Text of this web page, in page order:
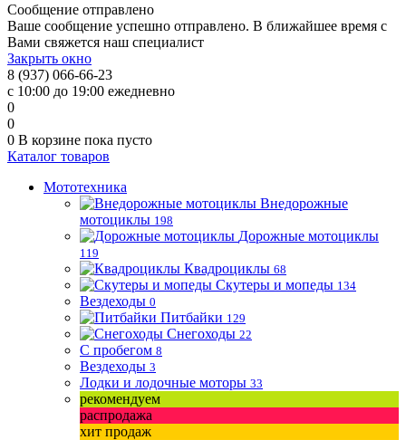
Сообщение отправлено
Ваше сообщение успешно отправлено. В ближайшее время с
Вами свяжется наш специалист
Закрыть окно
8 (937) 066-66-23
с 10:00 до 19:00 ежедневно
0
0
0 В корзине пока пусто
Каталог товаров
Мототехника
Внедорожные
мотоциклы 198
Дорожные мотоциклы
119
Квадроциклы 68
Скутеры и мопеды 134
Вездеходы 0
Питбайки 129
Снегоходы 22
С пробегом 8
Вездеходы 3
Лодки и лодочные моторы 33
рекомендуем
распродажа
хит продаж